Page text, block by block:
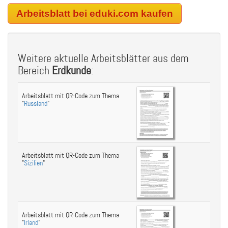
Arbeitsblatt bei eduki.com kaufen
Weitere aktuelle Arbeitsblätter aus dem
Bereich Erdkunde:
Arbeitsblatt mit QR-Code zum Thema
"Russland"
Arbeitsblatt mit QR-Code zum Thema
"Sizilien"
Arbeitsblatt mit QR-Code zum Thema
"Irland"